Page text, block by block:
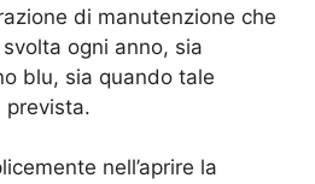
di manutenzione che
ogni anno, sia
blu, sia quando tale
prevista.
nell’aprire la